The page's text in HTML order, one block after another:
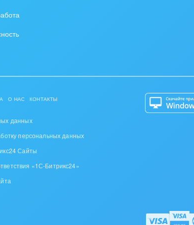
декор
услуги
спорт,
О НАС КОНТАКТЫ
данных
персональных данных
Сайты
«1С-Битрикс24»